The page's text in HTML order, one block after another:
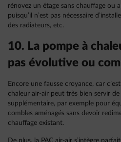
rénovez un étage sans chauffage ou
puisqu’il n’est pas nécessaire
des radiateurs, etc.
10. La pompe à
pas évolutive ou
Encore une fausse croyance, car
chaleur air-air peut très bien servir
supplémentaire, par exemple pour
combles aménagés sans devoir
chauffage existant.
De plus, la PAC air-air s’intègre